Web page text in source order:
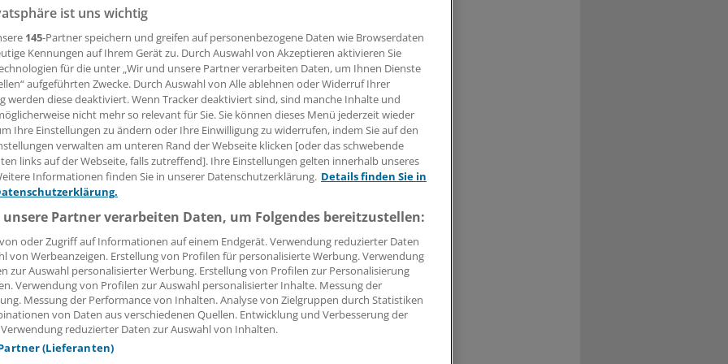
Leserin, lieber Leser,
Beitrag können Sie lesen, sobald Sie sich eingeloggt haben.
Jetzt anmelden »
Kostenlos registrieren »
vergessen?
Problem beim Login?
ist mit wenigen Klicks erledigt und kostenlos.
des kostenlosen Login:
Analysen, Hintergründe und Infografiken
Interviews und Praxis-Tipps
auf allemedizinischen Berichte und Kommentare
Voraussetzungen für den Zugang
ist uns wichtig
145-Partner speichern und greifen auf personenbezogene Daten wie Browserdaten
Kennungen auf Ihrem Gerät zu. Durch Auswahl von Akzeptieren aktivieren Sie
für die unter „Wir und unsere Partner verarbeiten Daten, um Ihnen Dienste
aufgeführten Zwecke. Durch Auswahl von Alle ablehnen oder Widerruf Ihrer
werden diese deaktiviert. Wenn Tracker deaktiviert sind, sind manche Inhalte und
nicht mehr so relevant für Sie. Sie können dieses Menü jederzeit wieder
Ihre Einstellungen zu ändern oder Ihre Einwilligung zu widerrufen, indem Sie auf den
verwalten am unteren Rand der Webseite klicken [oder das schwebende
links auf der Webseite, falls zutreffend]. Ihre Einstellungen gelten innerhalb unseres
Informationen finden Sie in unserer Datenschutzerklärung. Details finden Sie in
Partner verarbeiten Daten, um Folgendes bereitzustellen:
oder Zugriff auf Informationen auf einem Endgerät. Verwendung reduzierter Daten
von Werbeanzeigen. Erstellung von Profilen für personalisierte Werbung. Verwendung
zur Auswahl personalisierter Werbung. Erstellung von Profilen zur Personalisierung
Verwendung von Profilen zur Auswahl personalisierter Inhalte. Messung der
Messung der Performance von Inhalten. Analyse von Zielgruppen durch Statistiken
von Daten aus verschiedenen Quellen. Entwicklung und Verbesserung der
reduzierter Daten zur Auswahl von Inhalten.
(Lieferanten)